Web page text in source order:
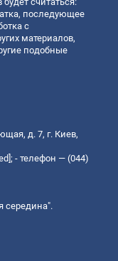
последующее
с
материалов,
подобные
д. 7, г. Киев,
; - телефон — (044)
середина".